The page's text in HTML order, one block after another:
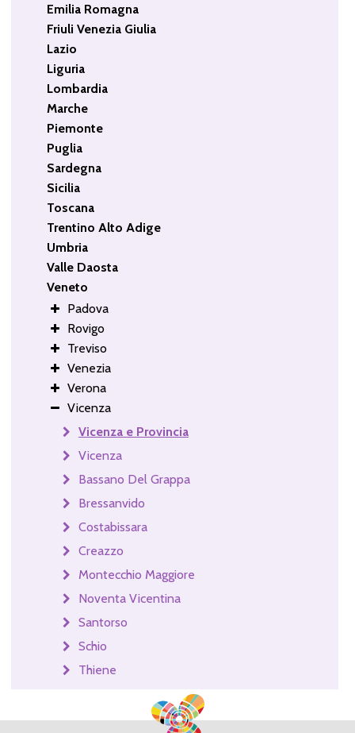
Emilia Romagna
Friuli Venezia Giulia
Lazio
Liguria
Lombardia
Marche
Piemonte
Puglia
Sardegna
Sicilia
Toscana
Trentino Alto Adige
Umbria
Valle Daosta
Veneto
Padova
Rovigo
Treviso
Venezia
Verona
Vicenza
Vicenza e Provincia
Vicenza
Bassano Del Grappa
Bressanvido
Costabissara
Creazzo
Montecchio Maggiore
Noventa Vicentina
Santorso
Schio
Thiene